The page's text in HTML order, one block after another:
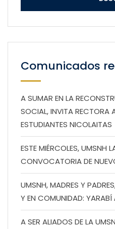
Comunicados
A SUMAR EN LA
SOCIAL, INVITA RECTORA
ESTUDIANTES NICOLAITAS
ESTE MIÉRCOLES, UMSNH
CONVOCATORIA DE
UMSNH, MADRES Y
Y EN COMUNIDAD: YARABÍ
A SER ALIADOS DE LA